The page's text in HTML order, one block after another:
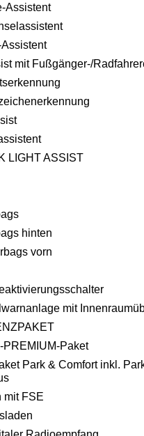
Assistent
mit Fußgänger-/
LIGHT ASSIST
hinten
vorn
mit
PREMIUM-Paket
Park & Comfort inkl.
mit FSE